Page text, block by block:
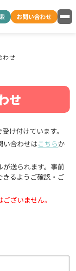
お問い合わせ
わせ
せ
け付けています。
い合わせはこちらか
が送られます。事前
るようご確認・ご
ざいません。